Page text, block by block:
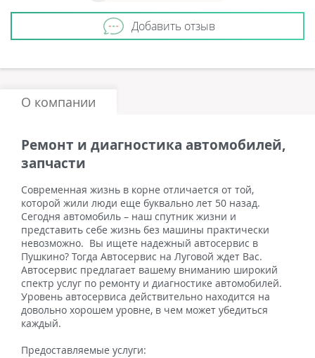
Добавить отзыв
О компании
Ремонт и диагностика автомобилей,
запчасти
Современная жизнь в корне отличается от той,
которой жили люди еще буквально лет 50 назад.
Сегодня автомобиль – наш спутник жизни и
представить себе жизнь без машины практически
невозможно. Вы ищете надежный автосервис в
Пушкино? Тогда Автосервис на Луговой ждет Вас.
Автосервис предлагает вашему вниманию широкий
спектр услуг по ремонту и диагностике автомобилей.
Уровень автосервиса действительно находится на
довольно хорошем уровне, в чем может убедиться
каждый.
Предоставляемые услуги: